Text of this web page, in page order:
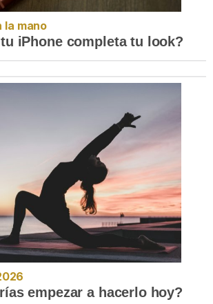
la mano
iPhone completa tu look?
empezar a hacerlo hoy?